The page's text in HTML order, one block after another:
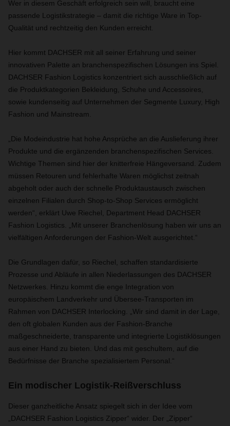
Wer in diesem Geschäft erfolgreich sein will, braucht eine
passende Logistikstrategie – damit die richtige Ware in Top-
Qualität und rechtzeitig den Kunden erreicht.
Hier kommt DACHSER mit all seiner Erfahrung und seiner
innovativen Palette an branchenspezifischen Lösungen ins Spiel.
DACHSER Fashion Logistics konzentriert sich ausschließlich auf
die Produktkategorien Bekleidung, Schuhe und Accessoires,
sowie kundenseitig auf Unternehmen der Segmente Luxury, High
Fashion und Mainstream.
„Die Modeindustrie hat hohe Ansprüche an die Auslieferung ihrer
Produkte und die ergänzenden branchenspezifischen Services.
Wichtige Themen sind hier der knitterfreie Hängeversand. Zudem
müssen Retouren und fehlerhafte Waren möglichst zeitnah
abgeholt oder auch der schnelle Produktaustausch zwischen
einzelnen Filialen durch Shop-to-Shop Services ermöglicht
werden“, erklärt Uwe Riechel, Department Head DACHSER
Fashion Logistics. „Mit unserer Branchenlösung haben wir uns an
vielfältigen Anforderungen der Fashion-Welt ausgerichtet.“
Die Grundlagen dafür, so Riechel, schaffen standardisierte
Prozesse und Abläufe in allen Niederlassungen des DACHSER
Netzwerkes. Hinzu kommt die enge Integration von
europäischem Landverkehr und Übersee-Transporten im
Rahmen von DACHSER Interlocking. „Wir sind damit in der Lage,
den oft globalen Kunden aus der Fashion-Branche
maßgeschneiderte, transparente und integrierte Logistiklösungen
aus einer Hand zu bieten. Und das mit geschultem, auf die
Bedürfnisse der Branche spezialisiertem Personal.“
Ein modischer Logistik-Reißverschluss
Dieser ganzheitliche Ansatz spiegelt sich in der Idee vom
„DACHSER Fashion Logistics Zipper“ wider. Der „Zipper“